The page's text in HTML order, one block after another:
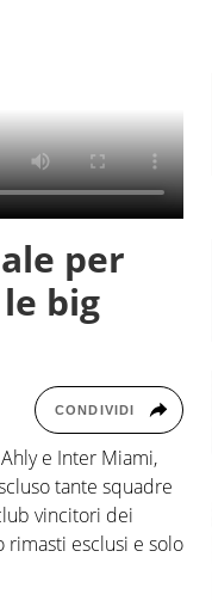
per
big
CONDIVIDI
e Inter Miami,
tante squadre
vincitori dei
esclusi e solo